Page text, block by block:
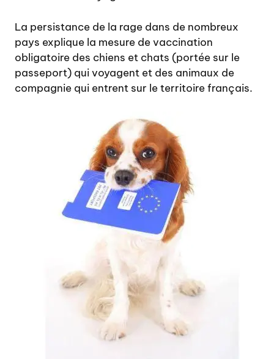
La persistance de la rage dans de nombreux
pays explique la mesure de vaccination
obligatoire des chiens et chats (portée sur le
passeport) qui voyagent et des animaux de
compagnie qui entrent sur le territoire français.